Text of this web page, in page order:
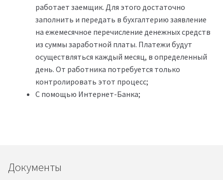
работает заемщик. Для этого достаточно
заполнить и передать в бухгалтерию заявление
на ежемесячное перечисление денежных средств
из суммы заработной платы. Платежи будут
осуществляться каждый месяц, в определенный
день. От работника потребуется только
контролировать этот процесс;
С помощью Интернет-Банка;
Документы